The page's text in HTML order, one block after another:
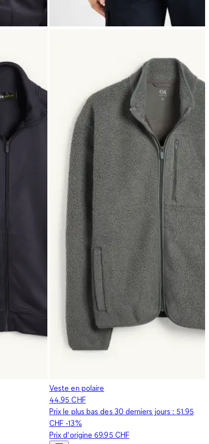
Veste en polaire
44.95 CHF
Prix le plus bas des 30 derniers jours : 51.95
CHF -13%
Prix d‘origine69.95 CHF